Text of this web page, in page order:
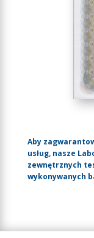
Aby
usług, nasze
zewnętrznych
wykonywanych